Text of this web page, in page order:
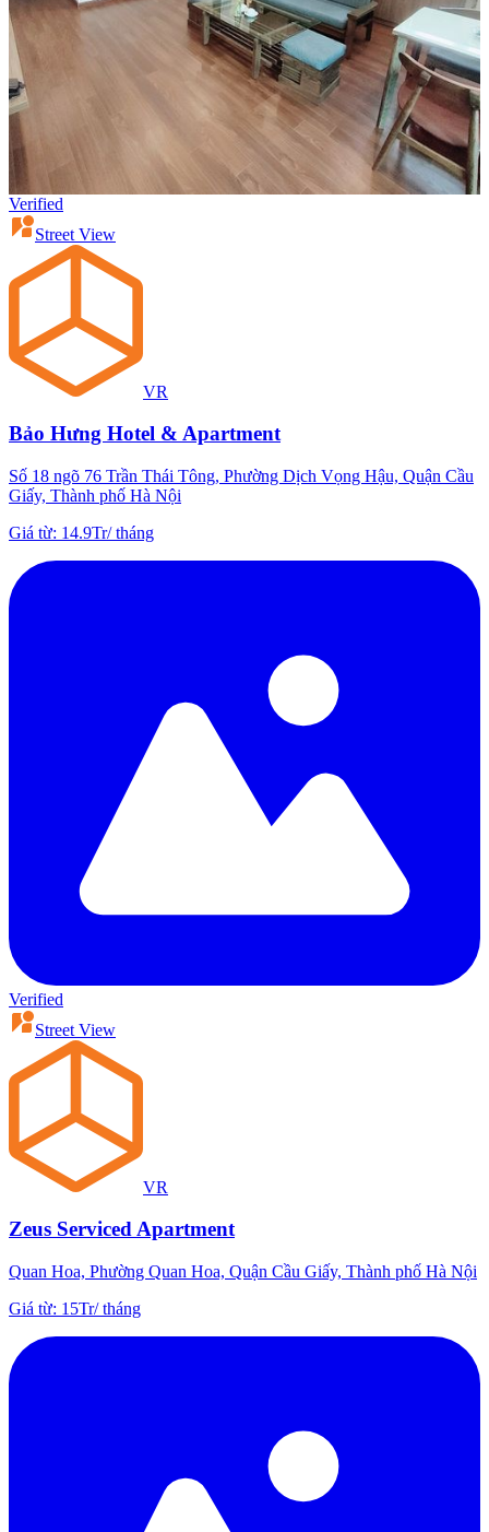
Verified
Street View
VR
Bảo Hưng Hotel & Apartment
Số 18 ngõ 76 Trần Thái Tông, Phường Dịch Vọng Hậu, Quận Cầu
Giấy, Thành phố Hà Nội
Giá từ: 14.9Tr/tháng
Verified
Street View
VR
Zeus Serviced Apartment
Quan Hoa, Phường Quan Hoa, Quận Cầu Giấy, Thành phố Hà Nội
Giá từ: 15Tr/tháng